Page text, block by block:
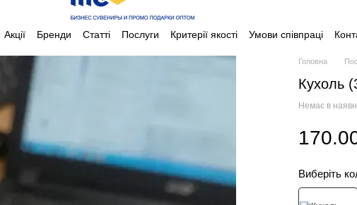
Акції Бренди Статті Послуги Критерії якості Умови співпраці
Головна
Кухоль
Немає в
Виберіть